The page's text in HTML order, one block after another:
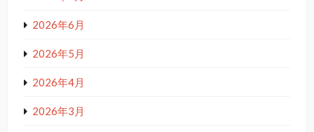
2026年6月
2026年5月
2026年4月
2026年3月